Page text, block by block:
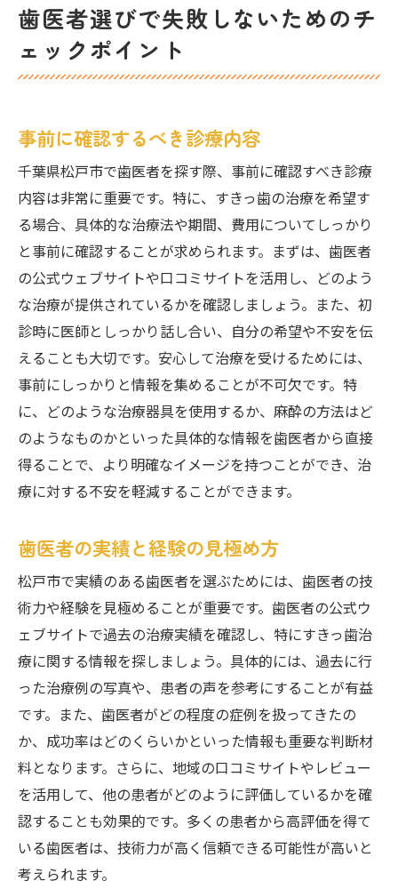
歯医者選びで失敗しないためのチ
ェックポイント
事前に確認するべき診療内容
千葉県松戸市で歯医者を探す際、事前に確認すべき診療
内容は非常に重要です。特に、すきっ歯の治療を希望す
る場合、具体的な治療法や期間、費用についてしっかり
と事前に確認することが求められます。まずは、歯医者
の公式ウェブサイトや口コミサイトを活用し、どのよう
な治療が提供されているかを確認しましょう。また、初
診時に医師としっかり話し合い、自分の希望や不安を伝
えることも大切です。安心して治療を受けるためには、
事前にしっかりと情報を集めることが不可欠です。特
に、どのような治療器具を使用するか、麻酔の方法はど
のようなものかといった具体的な情報を歯医者から直接
得ることで、より明確なイメージを持つことができ、治
療に対する不安を軽減することができます。
歯医者の実績と経験の見極め方
松戸市で実績のある歯医者を選ぶためには、歯医者の技
術力や経験を見極めることが重要です。歯医者の公式ウ
ェブサイトで過去の治療実績を確認し、特にすきっ歯治
療に関する情報を探しましょう。具体的には、過去に行
った治療例の写真や、患者の声を参考にすることが有益
です。また、歯医者がどの程度の症例を扱ってきたの
か、成功率はどのくらいかといった情報も重要な判断材
料となります。さらに、地域の口コミサイトやレビュー
を活用して、他の患者がどのように評価しているかを確
認することも効果的です。多くの患者から高評価を得て
いる歯医者は、技術力が高く信頼できる可能性が高いと
考えられます。